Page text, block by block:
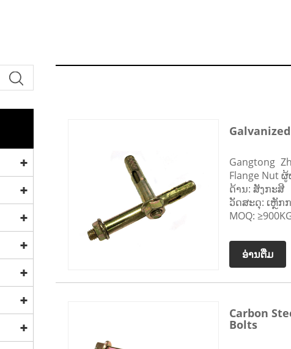
Gangtong
Flange Nut
ດ້ານ: ສັງກະສີ
ວັດສະດຸ: ເຫຼັກ
MOQ:
ອ່ານ​ຕື່ມ
Carbon
Bolts